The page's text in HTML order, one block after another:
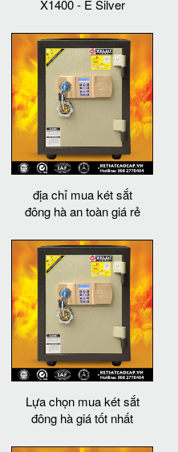
X1400 - E Silver
địa chỉ mua két sắt
đông hà an toàn giá rẻ
Lựa chọn mua két sắt
đông hà giá tốt nhất